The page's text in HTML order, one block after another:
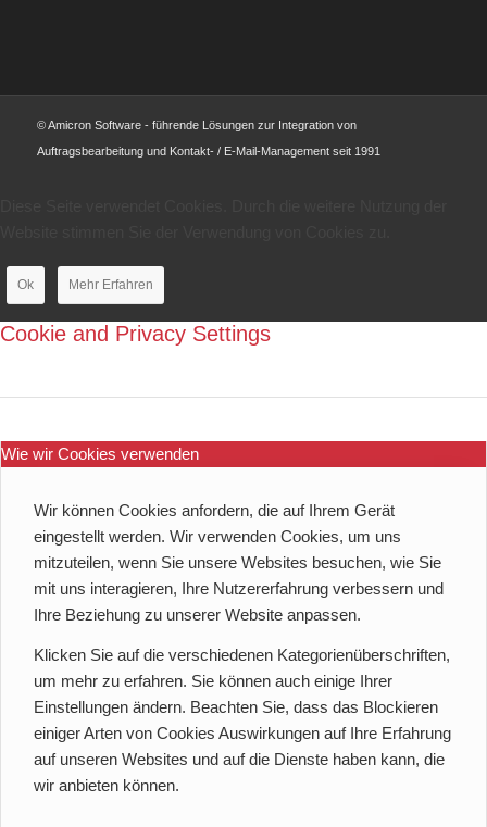
© Amicron Software - führende Lösungen zur Integration von
Auftragsbearbeitung und Kontakt- / E-Mail-Management seit 1991
Ok Mehr Erfahren
Cookie and Privacy Settings
Wie wir Cookies verwenden
Wir können Cookies anfordern, die auf Ihrem Gerät
eingestellt werden. Wir verwenden Cookies, um uns
mitzuteilen, wenn Sie unsere Websites besuchen, wie Sie
mit uns interagieren, Ihre Nutzererfahrung verbessern und
Ihre Beziehung zu unserer Website anpassen.
Klicken Sie auf die verschiedenen Kategorienüberschriften,
um mehr zu erfahren. Sie können auch einige Ihrer
Einstellungen ändern. Beachten Sie, dass das Blockieren
einiger Arten von Cookies Auswirkungen auf Ihre Erfahrung
auf unseren Websites und auf die Dienste haben kann, die
wir anbieten können.